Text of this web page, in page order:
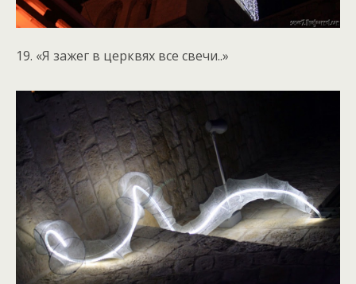
19. «Я зажег в церквях все свечи..»